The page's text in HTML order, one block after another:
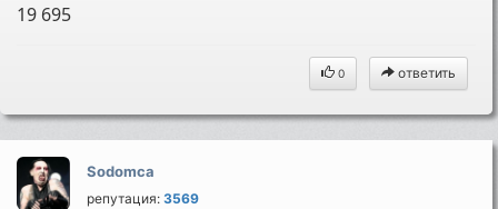
19 695
0 ответить
Sodomca
репутация:3569